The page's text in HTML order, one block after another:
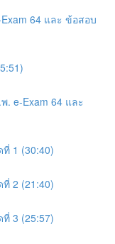
64 และ ข้อสอบ
. e-Exam 64 และ
1 (30:40)
2 (21:40)
3 (25:57)